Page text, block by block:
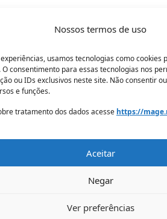
Nossos termos de uso
usamos tecnologias como cookies
consentimento para essas tecnologias nos
ou IDs exclusivos neste site. Não consentir
e funções.
tratamento dos dados acesse https://
Aceitar
Negar
Ver preferências